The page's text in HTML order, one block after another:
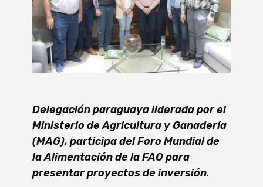
Delegación paraguaya liderada por el
Ministerio de Agricultura y Ganadería
(MAG), participa del Foro Mundial de
la Alimentación de la FAO para
presentar proyectos de inversión.